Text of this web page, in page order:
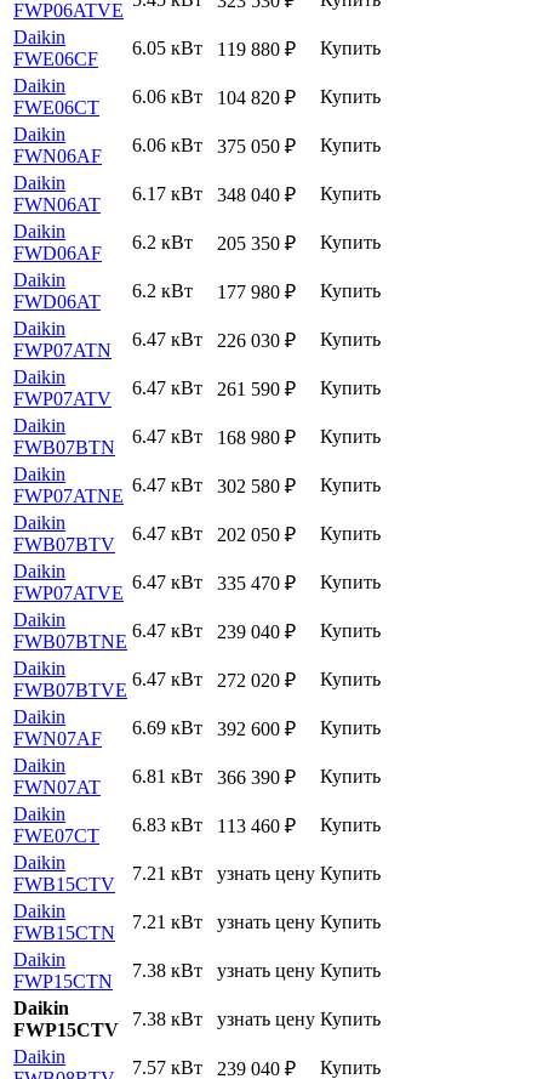
FWP06ATVE
Daikin
FWE06CF
6.05 кВт 119 880 ₽
Купить
Daikin
FWE06CT
6.06 кВт 104 820 ₽
Купить
Daikin
FWN06AF
6.06 кВт 375 050 ₽
Купить
Daikin
FWN06AT
6.17 кВт 348 040 ₽
Купить
Daikin
FWD06AF
6.2 кВт 205 350 ₽
Купить
Daikin
FWD06AT
6.2 кВт 177 980 ₽
Купить
Daikin
FWP07ATN
6.47 кВт 226 030 ₽
Купить
Daikin
FWP07ATV
6.47 кВт 261 590 ₽
Купить
Daikin
FWB07BTN
6.47 кВт 168 980 ₽
Купить
Daikin
FWP07ATNE
6.47 кВт 302 580 ₽
Купить
Daikin
FWB07BTV
6.47 кВт 202 050 ₽
Купить
Daikin
FWP07ATVE
6.47 кВт 335 470 ₽
Купить
Daikin
FWB07BTNE
6.47 кВт 239 040 ₽
Купить
Daikin
FWB07BTVE
6.47 кВт 272 020 ₽
Купить
Daikin
FWN07AF
6.69 кВт 392 600 ₽
Купить
Daikin
FWN07AT
6.81 кВт 366 390 ₽
Купить
Daikin
FWE07CT
6.83 кВт 113 460 ₽
Купить
Daikin
FWB15CTV
7.21 кВт узнать цену Купить
Daikin
FWB15CTN
7.21 кВт узнать цену Купить
Daikin
FWP15CTN
7.38 кВт узнать цену Купить
Daikin
FWP15CTV
7.38 кВт узнать цену Купить
Daikin
7.57 кВт 239 040 ₽
Купить